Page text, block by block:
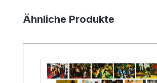
Produktgalerie überspringen
Ähnliche Produkte